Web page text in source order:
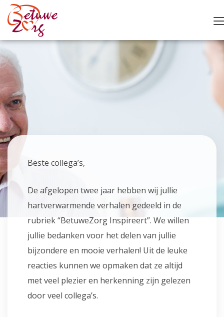
Beste collega’s,
De afgelopen twee jaar hebben wij jullie
hartverwarmende verhalen gedeeld in de
rubriek “BetuweZorg Inspireert”. We willen
jullie bedanken voor het delen van jullie
bijzondere en mooie verhalen! Uit de leuke
reacties kunnen we opmaken dat ze altijd
met veel plezier en herkenning zijn gelezen
door veel collega’s.